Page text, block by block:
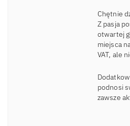
Chętnie
Z pasja
otwartej
miejsca
VAT, ale
podnosi
zawsze